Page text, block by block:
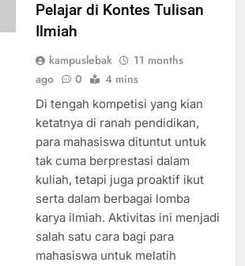
Pelajar di Kontes Tulisan
Ilmiah
kampuslebak
11 months
ago
0 4 mins
Di tengah kompetisi yang kian
ketatnya di ranah pendidikan,
para mahasiswa dituntut untuk
tak cuma berprestasi dalam
kuliah, tetapi juga proaktif ikut
serta dalam berbagai lomba
karya ilmiah. Aktivitas ini menjadi
salah satu cara bagi para
mahasiswa untuk melatih